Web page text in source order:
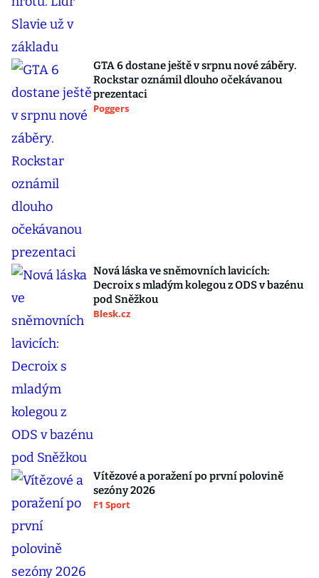
GTA 6 dostane ještě v srpnu nové záběry.
Rockstar oznámil dlouho očekávanou
prezentaci
Poggers
Nová láska ve sněmovních lavicích:
Decroix s mladým kolegou z ODS v bazénu
pod Sněžkou
Blesk.cz
Vítězové a poražení po první polovině
sezóny 2026
F1 Sport